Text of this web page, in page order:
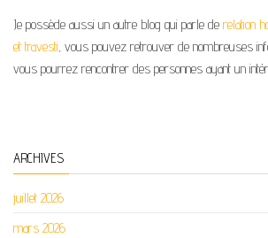
Je possède aussi un autre blog qui parle de relation
et travesti, vous pouvez retrouver de nombreuses
vous pourrez rencontrer des personnes ayant un
ARCHIVES
juillet 2026
mars 2026